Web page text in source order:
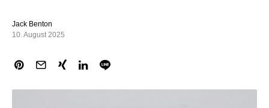
Jack Benton
10. August 2025